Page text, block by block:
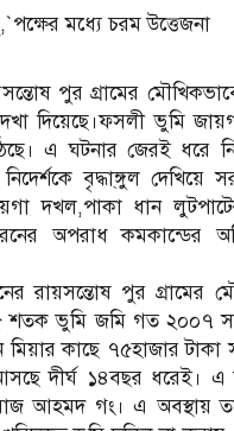
ম‌ধ্যে চরম উত্তেজনা
পুর গ্রা‌মের
দি‌য়ে‌ছে।ফসলী ভু‌মি‌
এ ঘটনার জেরই ধ‌রে
বৃদ্ধা্ঙ্গুল দেখিয়ে
দখল,পাকা ধান
অপরাধ
রায়স‌ন্তোষ পুর
ভু‌মি জমি গত ২০০৭
মিয়ার কা‌ছে ৭৫হাজার টাকা
দীর্ঘ ১৪বছর ধ‌রেই।
আহমদ গং। এ